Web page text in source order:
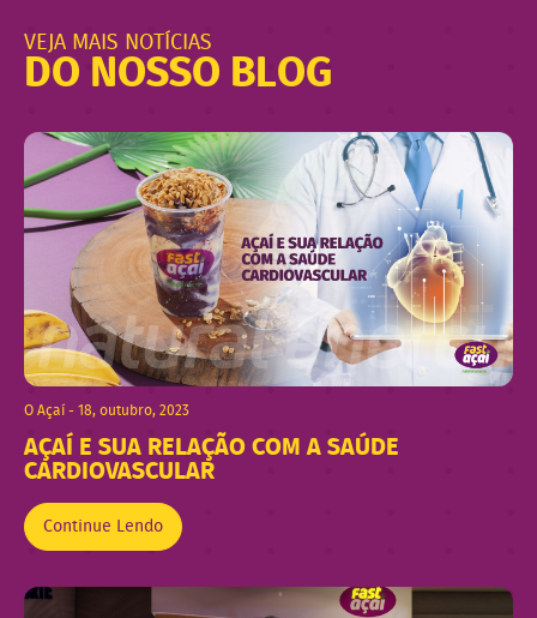
VEJA MAIS NOTÍCIAS
DO NOSSO BLOG
O Açaí - 18, outubro, 2023
AÇAÍ E SUA RELAÇÃO COM A SAÚDE
CARDIOVASCULAR
Continue Lendo